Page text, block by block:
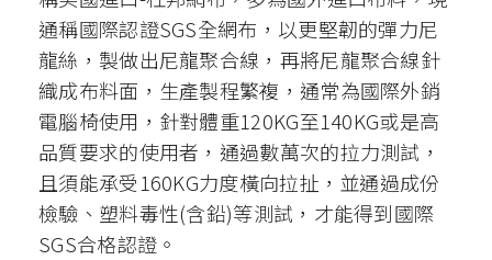
通稱國際認證SGS全網布，以更堅韌的彈力尼
龍絲，製做出尼龍聚合線，再將尼龍聚合線針
織成布料面，生產製程繁複，通常為國際外銷
電腦椅使用，針對體重120KG至140KG或是高
品質要求的使用者，通過數萬次的拉力測試，
且須能承受160KG力度橫向拉扯，並通過成份
檢驗、塑料毒性(含鉛)等測試，才能得到國際
SGS合格認證。